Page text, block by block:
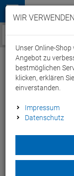
Menü
blue/orange
Bietet neben
ansprechendes
WIR
Unser Online-
Angebot zu
bestmöglichen
klicken, erklären
einverstanden.
Impressum
Datenschutz